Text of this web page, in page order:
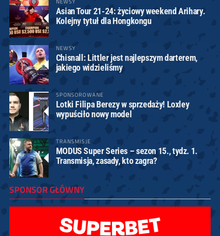
Asian Tour 21-24: życiowy weekend Arihary.
Kolejny tytuł dla Hongkongu
NEWSY
Chisnall: Littler jest najlepszym darterem,
jakiego widzieliśmy
SPONSOROWANE
Lotki Filipa Berezy w sprzedaży! Loxley
wypuściło nowy model
TRANSMISJE
MODUS Super Series – sezon 15., tydz. 1.
Transmisja, zasady, kto zagra?
SPONSOR GŁÓWNY